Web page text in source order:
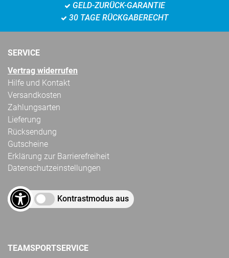
GELD-ZURÜCK-GARANTIE
30 TAGE RÜCKGABERECHT
SERVICE
Vertrag widerrufen
Hilfe und Kontakt
Versandkosten
Zahlungsarten
Lieferung
Rücksendung
Gutscheine
Erklärung zur Barrierefreiheit
Datenschutzeinstellungen
Kontrastmodus aus
TEAMSPORTSERVICE